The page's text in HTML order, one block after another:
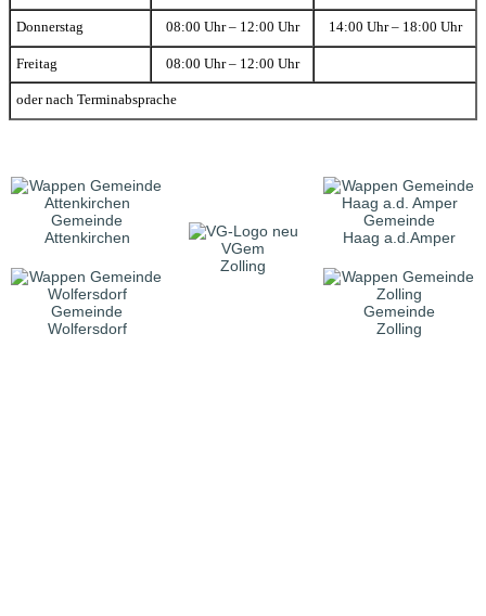
Donnerstag 08:00 Uhr – 12:00 Uhr 14:00 Uhr – 18:00 Uhr
Freitag 08:00 Uhr – 12:00 Uhr
oder nach Terminabsprache
Gemeinde
Attenkirchen
VGem
Zolling
Gemeinde
Haag a.d.Amper
Gemeinde
Wolfersdorf
Gemeinde
Zolling